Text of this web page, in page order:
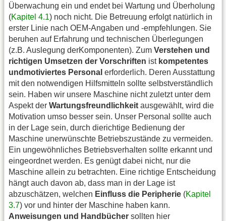
Überwachung ein und endet bei Wartung und Überholung
(Kapitel 4.1) noch nicht. Die Betreuung erfolgt natürlich in
erster Linie nach OEM-Angaben und -empfehlungen. Sie
beruhen auf Erfahrung und technischen Überlegungen
(z.B. Auslegung derKomponenten). Zum Verstehen und
richtigen Umsetzen der Vorschriften ist kompetentes
undmotiviertes Personal erforderlich. Deren Ausstattung
mit den notwendigen Hilfsmitteln sollte selbstverständlich
sein. Haben wir unsere Maschine nicht zuletzt unter dem
Aspekt der Wartungsfreundlichkeit ausgewählt, wird die
Motivation umso besser sein. Unser Personal sollte auch
in der Lage sein, durch dierichtige Bedienung der
Maschine unerwünschte Betriebszustände zu vermeiden.
Ein ungewöhnliches Betriebsverhalten sollte erkannt und
eingeordnet werden. Es genügt dabei nicht, nur die
Maschine allein zu betrachten. Eine richtige Entscheidung
hängt auch davon ab, dass man in der Lage ist
abzuschätzen, welchen Einfluss die Peripherie (Kapitel
3.7) vor und hinter der Maschine haben kann.
Anweisungen und Handbücher sollten hier